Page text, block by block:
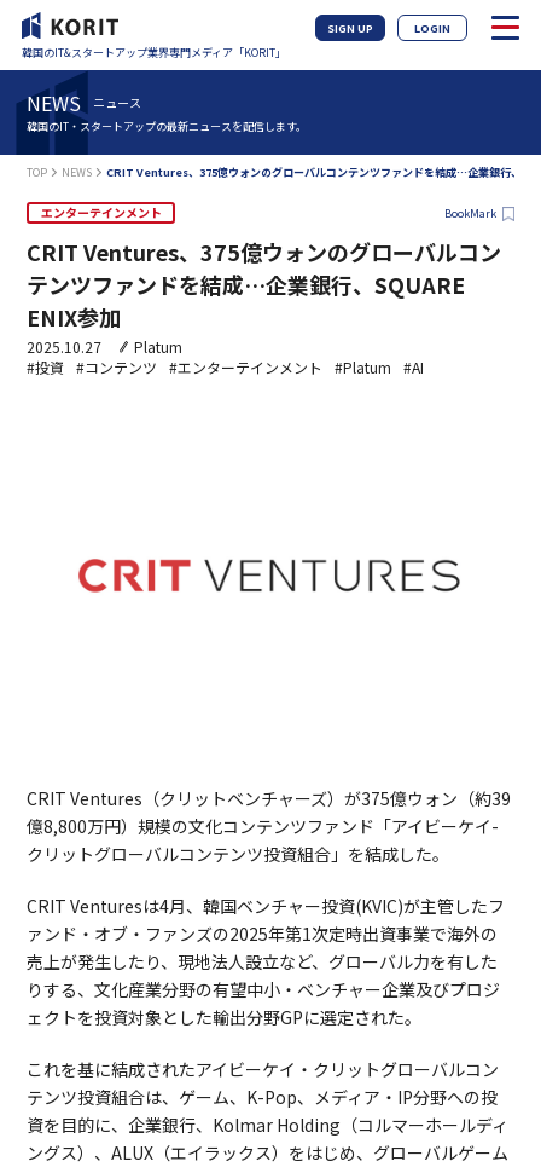
韓国のIT&スタートアップ業界専門メディア「KORIT」
SIGN UP LOGIN
NEWS ニュース
韓国のIT・スタートアップの最新ニュースを配信します。
TOP NEWS CRIT Ventures、375億ウォンのグローバルコンテンツファンドを結成…企業銀行、
エンターテインメント BookMark
CRIT Ventures、375億ウォンのグローバルコン
テンツファンドを結成…企業銀行、SQUARE
ENIX参加
2025.10.27
Platum
#投資
#コンテンツ #エンターテインメント #Platum #AI
CRIT Ventures（クリットベンチャーズ）が375億ウォン（約39
億8,800万円）規模の文化コンテンツファンド「アイビーケイ-
クリットグローバルコンテンツ投資組合」を結成した。
CRIT Venturesは4月、韓国ベンチャー投資(KVIC)が主管したフ
ァンド・オブ・ファンズの2025年第1次定時出資事業で海外の
売上が発生したり、現地法人設立など、グローバル力を有した
りする、文化産業分野の有望中小・ベンチャー企業及びプロジ
ェクトを投資対象とした輸出分野GPに選定された。
これを基に結成されたアイビーケイ・クリットグローバルコン
テンツ投資組合は、ゲーム、K-Pop、メディア・IP分野への投
資を目的に、企業銀行、Kolmar Holding（コルマーホールディ
ングス）、ALUX（エイラックス）をはじめ、グローバルゲーム